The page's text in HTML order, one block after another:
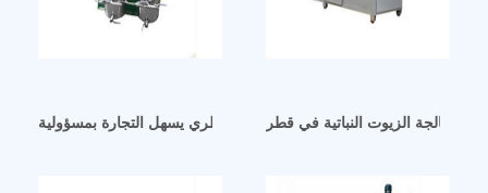
زيت الفول السوداني القطري يسهل التجارة بمسؤوليةخط معالجة الزيوت النباتية في قطر